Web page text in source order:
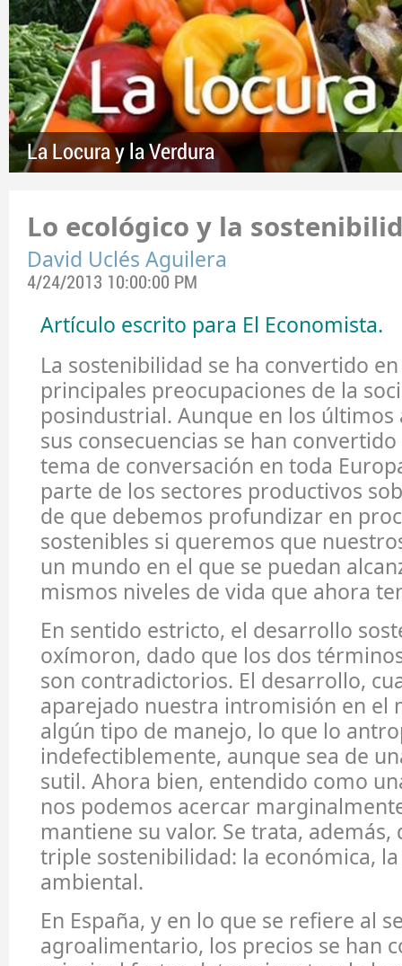
La Locura y la Verdura
Lo ecológico y la
David Uclés Aguilera
4/24/2013 10:00:00 PM
Artículo escrito para El Economista.
La sostenibilidad se ha convertido
principales preocupaciones de la
posindustrial. Aunque en los últimos
sus consecuencias se han
tema de conversación en toda
parte de los sectores productivos
de que debemos profundizar en
sostenibles si queremos que
un mundo en el que se puedan
mismos niveles de vida que ahora
En sentido estricto, el desarrollo
oxímoron, dado que los dos
son contradictorios. El desarrollo,
aparejado nuestra intromisión en el
algún tipo de manejo, lo que lo
indefectiblemente, aunque sea de
sutil. Ahora bien, entendido como
nos podemos acercar
mantiene su valor. Se trata,
triple sostenibilidad: la económica,
ambiental.
En España, y en lo que se refiere al
agroalimentario, los precios se han